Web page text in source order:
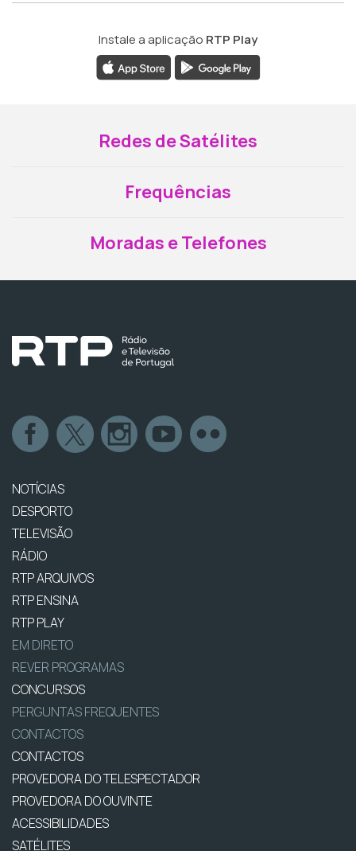
Instale a aplicação RTP Play
Redes de Satélites
Frequências
Moradas e Telefones
NOTÍCIAS
DESPORTO
TELEVISÃO
RÁDIO
RTP ARQUIVOS
RTP ENSINA
RTP PLAY
EM DIRETO
REVER PROGRAMAS
CONCURSOS
PERGUNTAS FREQUENTES
CONTACTOS
CONTACTOS
PROVEDORA DO TELESPECTADOR
PROVEDORA DO OUVINTE
ACESSIBILIDADES
SATÉLITES